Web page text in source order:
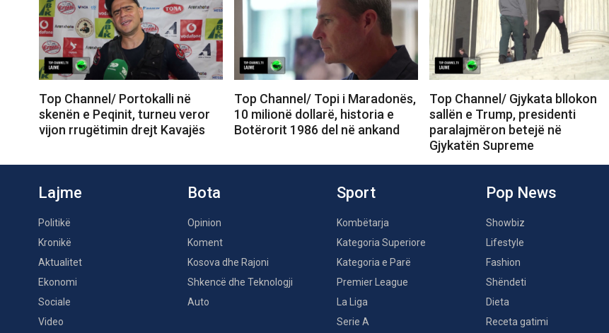
Top Channel/ Portokalli në
skenën e Peqinit, turneu veror
vijon rrugëtimin drejt Kavajës
Top Channel/ Topi i Maradonës,
10 milionë dollarë, historia e
Botërorit 1986 del në ankand
Top Channel/ Gjykata bllokon
sallën e Trump, presidenti
paralajmëron betejë në
Gjykatën Supreme
Lajme
Politikë
Kronikë
Aktualitet
Ekonomi
Sociale
Video
Bota
Opinion
Koment
Kosova dhe Rajoni
Shkencë dhe Teknologji
Auto
Sport
Kombëtarja
Kategoria Superiore
Kategoria e Parë
Premier League
La Liga
Serie A
Pop News
Showbiz
Lifestyle
Fashion
Shëndeti
Dieta
Receta gatimi